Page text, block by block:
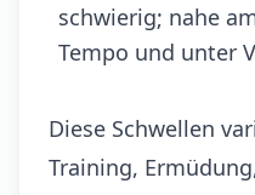
schwierig; nahe
Tempo und unter
Diese Schwellen
Training,